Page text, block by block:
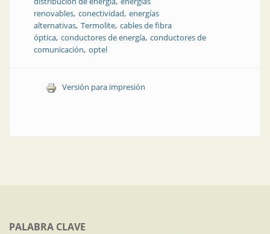
renovables conectividad energías
alternativas Termolite cables de fibra
óptica conductores de energía conductores de
comunicación optel
Versión para impresión
PALABRA CLAVE